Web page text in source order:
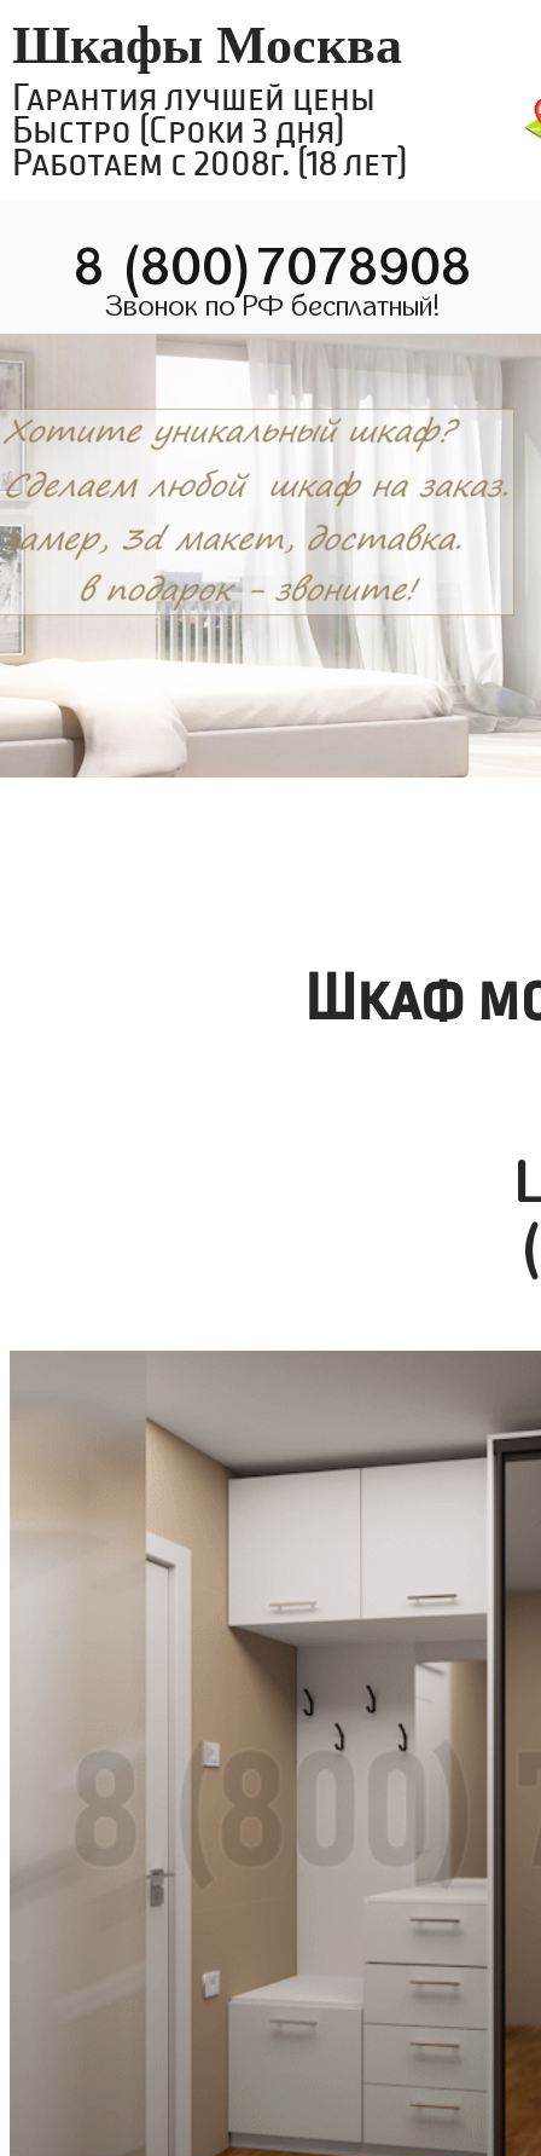
Шкафы Москва
Гарантия лучшей цены
Быстро (Сроки 3 дня)
Работаем с 2008г. (18 лет)
8 (800)7078908
Звонок по РФ бесплатный!
Шкаф